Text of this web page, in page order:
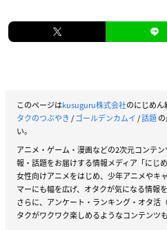
このページはkusuguru株式会社のにじめん
タクのつぶやき/ゴールデンカムイ/話題
い。
アニメ・ゲーム・漫画などの2次元コンテ
報・話題をお届けする情報メディア「にじめ
女性向けアニメをはじめ、少年アニメやキ
マーにも幅を広げ、オタクが気になる情報
さらに、アンケート・ランキング・オタ活
タクがワクワク楽しめるようなコンテンツ